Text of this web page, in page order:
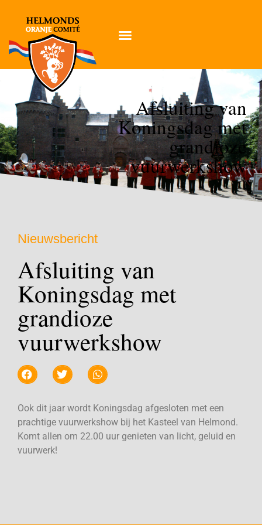
Afsluiting van
Koningsdag met
grandioze
vuurwerkshow
Nieuwsbericht
Afsluiting van
Koningsdag met
grandioze
vuurwerkshow
Ook dit jaar wordt Koningsdag afgesloten met een
prachtige vuurwerkshow bij het Kasteel van Helmond.
Komt allen om 22.00 uur genieten van licht, geluid en
vuurwerk!